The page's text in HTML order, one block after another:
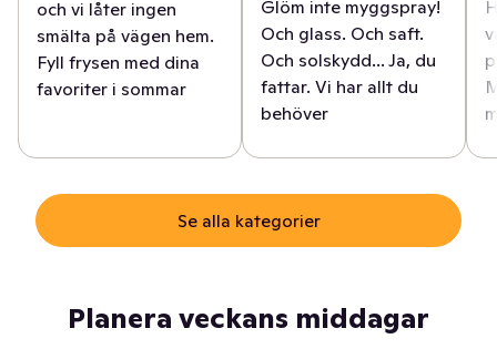
och vi låter ingen
smälta på vägen hem.
Fyll frysen med dina
favoriter i sommar
Glöm inte myggspray!
Och glass. Och saft.
Och solskydd... Ja, du
fattar. Vi har allt du
behöver
Se alla kategorier
Planera veckans middagar